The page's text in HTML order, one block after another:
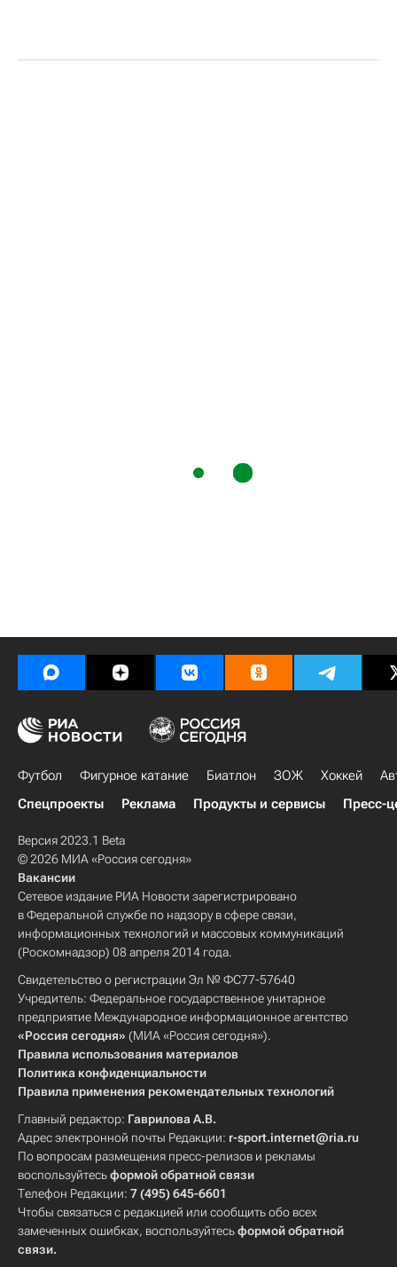
Футбол Фигурное катание Биатлон ЗОЖ Хоккей
Спецпроекты
Реклама Продукты и сервисы Пресс-
Версия 2023.1 Beta
© 2026 МИА «Россия сегодня»
Вакансии
Сетевое издание РИА Новости зарегистрировано
в Федеральной службе по надзору в сфере связи,
информационных технологий и массовых коммуникаций
(Роскомнадзор) 08 апреля 2014 года.
Свидетельство о регистрации Эл № ФС77-57640
Учредитель: Федеральное государственное унитарное
предприятие Международное информационное агентство
«Россия сегодня» (МИА «Россия сегодня»).
Правила использования материалов
Политика конфиденциальности
Правила применения рекомендательных технологий
Главный редактор: Гаврилова А.В.
Адрес электронной почты Редакции: r-sport.internet@ria.ru
По вопросам размещения пресс-релизов и рекламы
воспользуйтесьформой обратной связи
Телефон Редакции: 7 (495) 645-6601
Чтобы связаться с редакцией или сообщить обо всех
замеченных ошибках, воспользуйтесьформой обратной
связи.